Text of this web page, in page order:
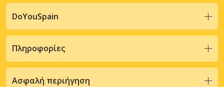
DoYouSpain
Πληροφορίες
Ασφαλή περιήγηση